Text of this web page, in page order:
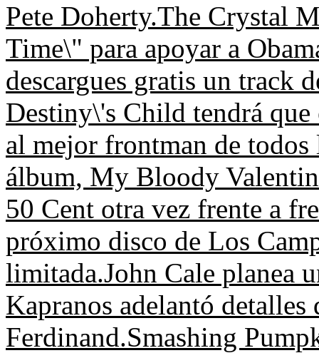
Pete Doherty.The Crystal
Time\" para apoyar a
descargues gratis un track
Destiny\'s Child tendrá que
al mejor frontman de todos
álbum, My Bloody
50 Cent otra vez frente a
próximo disco de Los
limitada.John Cale planea
Kapranos adelantó
Ferdinand.Smashing